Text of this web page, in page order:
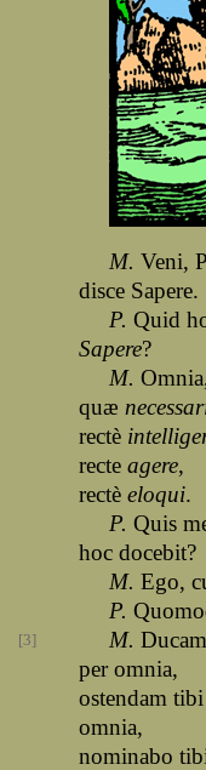
M. Veni,
disce Sapere.
P. Quid
Sapere?
M.
quæ
rectè
recte agere,
rectè eloqui.
P. Quis
hoc docebit?
M. Ego,
P.
[3] M.
per omnia,
ostendam tibi
omnia,
nominabo